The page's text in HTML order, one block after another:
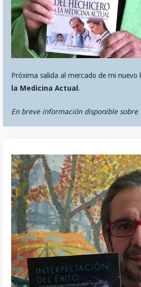
Próxima salida al mercado de mi nuevo
la Medicina Actual .
En breve información disponible sobre